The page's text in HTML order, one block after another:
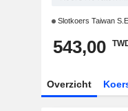
Slotkoers Taiwan S.E.
543,00
Overzicht